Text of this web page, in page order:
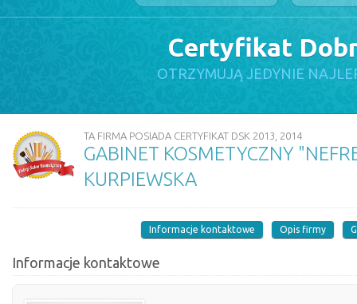
Certyfikat
OTRZYMUJĄ JEDYNIE
TA FIRMA POSIADA CERTYFIKAT DSK 2013, 2014
GABINET KOSMETYCZNY
KURPIEWSKA
Informacje kontaktowe Opis firmy
Informacje kontaktowe